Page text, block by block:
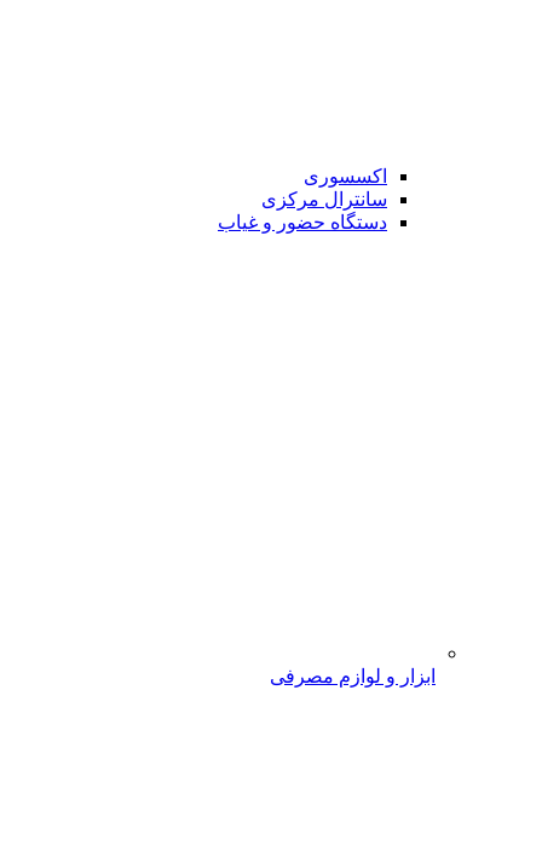
اکسسوری
سانترال مرکزی
دستگاه حضور و غیاب
ابزار و لوازم مصرفی